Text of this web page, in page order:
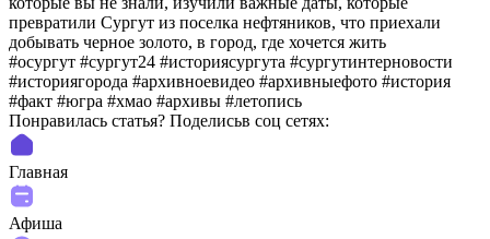
превратили Сургут из поселка нефтяников, что приехали
добывать черное золото, в город, где хочется жить
#осургут #сургут24 #историясургута #сургутинтерновости
#историягорода #архивноевидео #архивныефото #история
#факт #югра #хмао #архивы #летопись
Понравилась статья? Поделиcьв соц сетях:
Главная
Афиша